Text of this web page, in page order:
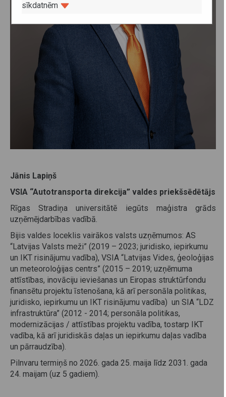
Jānis Lapiņš
VSIA “Autotransporta direkcija” valdes priekšsēdētājs
Rīgas Stradiņa universitātē iegūts maģistra grāds
uzņēmējdarbības vadībā.
Bijis valdes loceklis vairākos valsts uzņēmumos: AS
“Latvijas Valsts meži” (2019 – 2023; juridisko, iepirkumu
un IKT risinājumu vadība), VSIA “Latvijas Vides, ģeoloģijas
un meteoroloģijas centrs” (2015 – 2019; uzņēmuma
attīstības, inovāciju ieviešanas un Eiropas struktūrfondu
finansētu projektu īstenošana, kā arī personāla politikas,
juridisko, iepirkumu un IKT risinājumu vadība) un SIA “LDZ
infrastruktūra” (2012 - 2014; personāla politikas,
modernizācijas / attīstības projektu vadība, tostarp IKT
vadība, kā arī juridiskās daļas un iepirkumu daļas vadība
un pārraudzība).
Pilnvaru termiņš no 2026. gada 25. maija līdz 2031. gada
24. maijam (uz 5 gadiem).
sīkdatnēm